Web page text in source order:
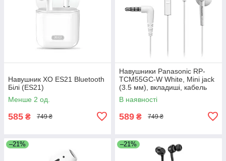
Навушник XO ES21 Bluetooth
Білі (ES21)
Менше 2 од.
585 ₴ 749 ₴
Навушники Panasonic RP-
TCM55GC-W White, Mini jack
(3.5 мм), вкладиші, кабель
1,1 м
В наявності
589 ₴ 749 ₴
–21% –21%